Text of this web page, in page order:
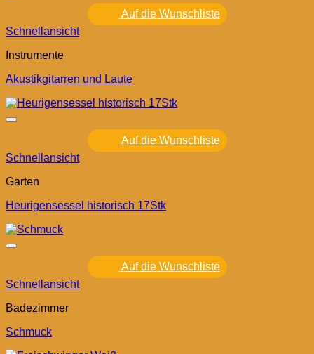
Auf die Wunschliste
Schnellansicht
Instrumente
Akustikgitarren und Laute
Auf die Wunschliste
Schnellansicht
Garten
Heurigensessel historisch 17Stk
Auf die Wunschliste
Schnellansicht
Badezimmer
Schmuck